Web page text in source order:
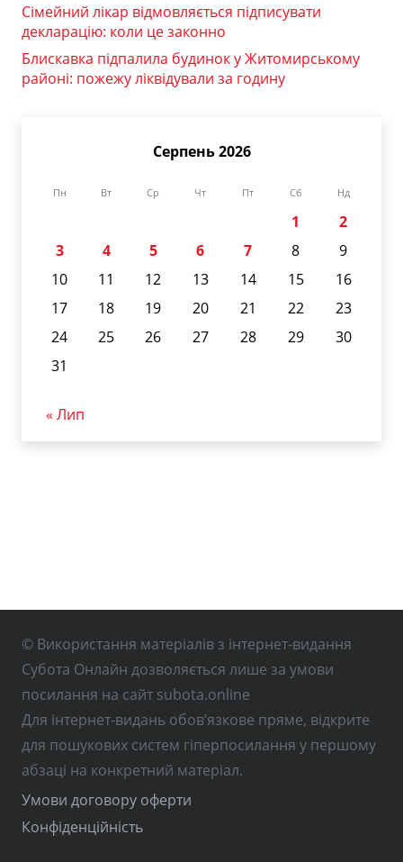
Сімейний лікар відмовляється підписувати
декларацію: коли це законно
Блискавка підпалила будинок у Житомирському
районі: пожежу ліквідували за годину
Серпень 2026
Пн Вт Ср Чт Пт Сб Нд
1
2
3
4 5 6 7 8
9
10
11 12 13 14 15
16
17
18 19 20 21 22
23
24
25 26 27 28 29
30
31
« Лип
© Використання матеріалів з інтернет-видання
Субота Онлайн дозволяється лише за умови
посилання на сайт subota.online
Для інтернет-видань обов’язкове пряме, відкрите
для пошукових систем гіперпосилання у першому
абзаці на конкретний матеріал.
Умови договору оферти
Конфіденційність